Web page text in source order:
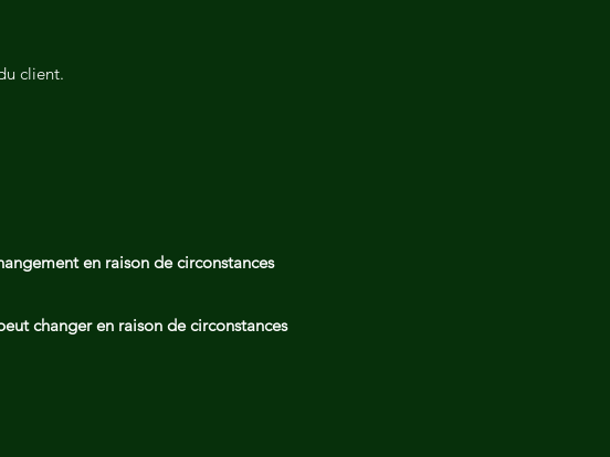
client.
en raison de circonstances
changer en raison de circonstances